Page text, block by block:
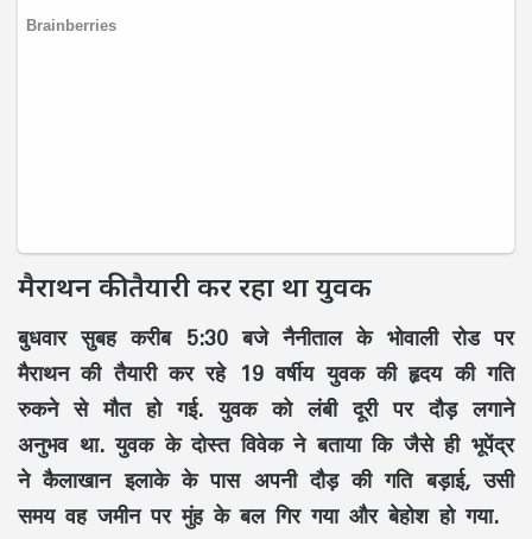
मैराथन की तैयारी कर रहा था युवक
बुधवार सुबह करीब 5:30 बजे नैनीताल के भोवाली रोड पर
मैराथन की तैयारी कर रहे 19 वर्षीय युवक की हृदय की गति
रुकने से मौत हो गई. युवक को लंबी दूरी पर दौड़ लगाने
अनुभव था. युवक के दोस्त विवेक ने बताया कि जैसे ही भूपेंद्र
ने कैलाखान इलाके के पास अपनी दौड़ की गति बड़ाई, उसी
समय वह जमीन पर मुंह के बल गिर गया और बेहोश हो गया.